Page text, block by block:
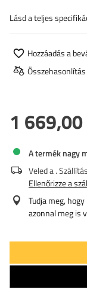
Lásd a teljes
Hozzáadás a
Összehasonlítás
1
A termék nagy
Veled a.
Ellenőrizze a
Tudja meg,
azonnal meg is